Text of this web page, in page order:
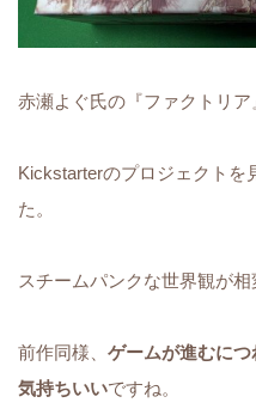
赤瀬よぐ氏の『ファクトリア
Kickstarterのプロジェクトを
た。
スチームパンクな世界観が相
前作同様、 ゲームが進むに
気持ちいいですね。